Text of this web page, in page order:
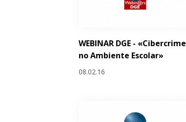
WEBINAR DGE - «Cibercrime
no Ambiente Escolar»
08.02.16